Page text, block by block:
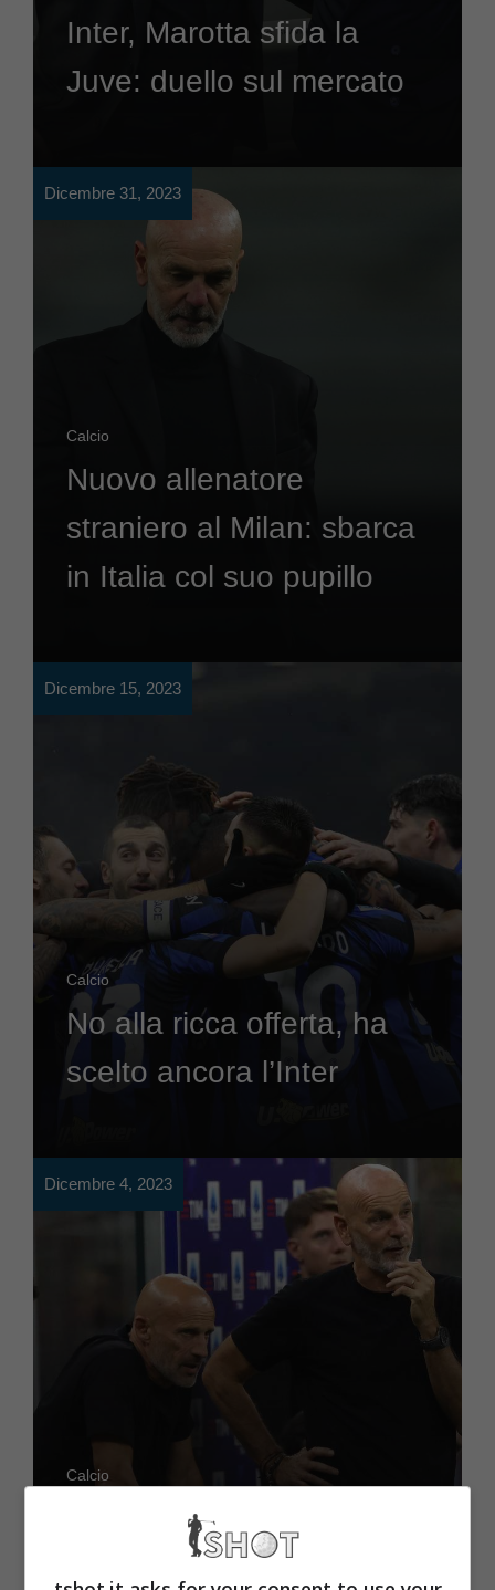
Inter, Marotta sfida la
Juve: duello sul mercato
Dicembre 31, 2023
Calcio
Nuovo allenatore
straniero al Milan: sbarca
in Italia col suo pupillo
Dicembre 15, 2023
Calcio
No alla ricca offerta, ha
scelto ancora l’Inter
Dicembre 4, 2023
Calcio
È di nuovo bianconero:
30 milioni e addio Milan